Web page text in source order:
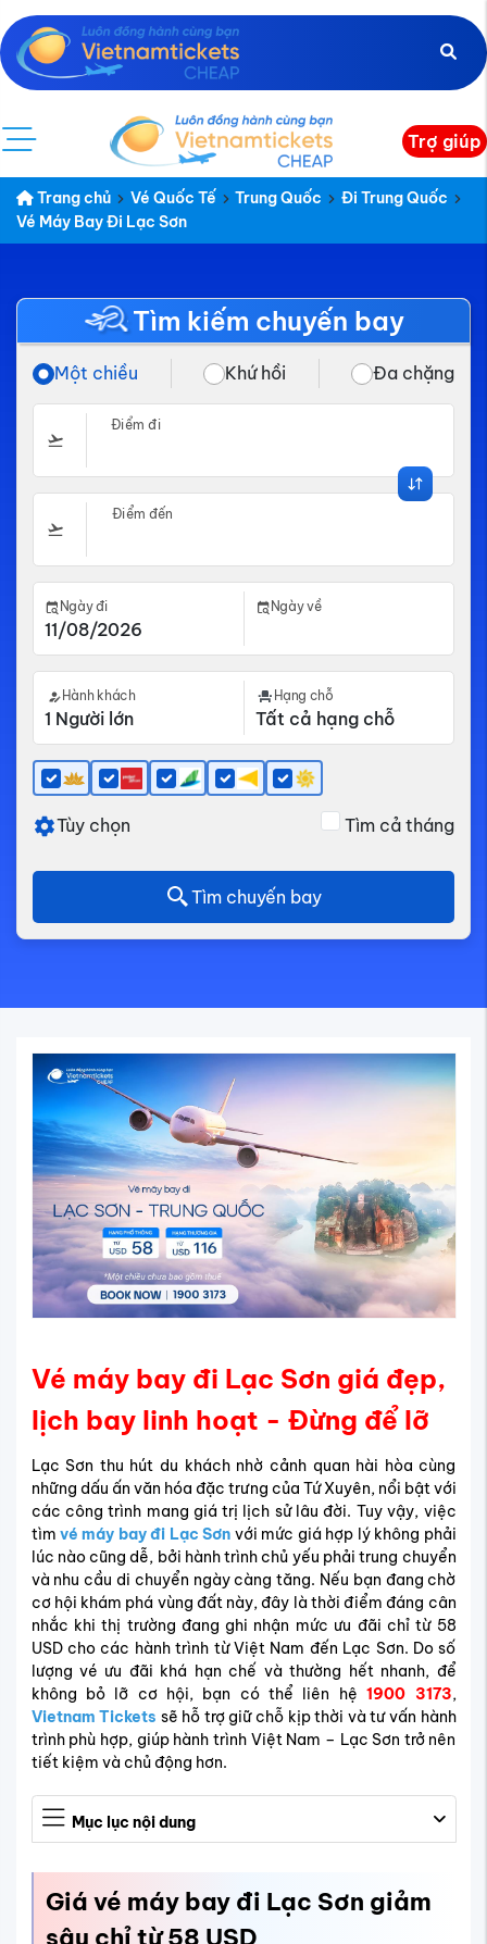
Trợ giúp
Trang chủ Vé Quốc Tế Trung Quốc
Đi Trung Quốc
Vé Máy Bay Đi Lạc Sơn
Tìm kiếm chuyến bay
Một chiều Khứ hồi Đa chặng
Điểm đi
Điểm đến
Ngày đi Ngày về
Hành khách Hạng chỗ
Tùy chọn Tìm cả tháng
Tìm chuyến bay
Vé máy bay đi Lạc Sơn giá đẹp,
lịch bay linh hoạt - Đừng để lỡ
Lạc Sơn thu hút du khách nhờ cảnh quan hài hòa cùng
những dấu ấn văn hóa đặc trưng của Tứ Xuyên, nổi bật với
các công trình mang giá trị lịch sử lâu đời. Tuy vậy, việc
tìm vé máy bay đi Lạc Sơn với mức giá hợp lý không phải
lúc nào cũng dễ, bởi hành trình chủ yếu phải trung chuyển
và nhu cầu di chuyển ngày càng tăng. Nếu bạn đang chờ
cơ hội khám phá vùng đất này, đây là thời điểm đáng cân
nhắc khi thị trường đang ghi nhận mức ưu đãi chỉ từ 58
USD cho các hành trình từ Việt Nam đến Lạc Sơn. Do số
lượng vé ưu đãi khá hạn chế và thường hết nhanh, để
không bỏ lỡ cơ hội, bạn có thể liên hệ1900 3173,
Vietnam Tickets sẽ hỗ trợ giữ chỗ kịp thời và tư vấn hành
trình phù hợp, giúp hành trình Việt Nam – Lạc Sơn trở nên
tiết kiệm và chủ động hơn.
Mục lục nội dung
Giá vé máy bay đi Lạc Sơn giảm
sâu chỉ từ 58 USD